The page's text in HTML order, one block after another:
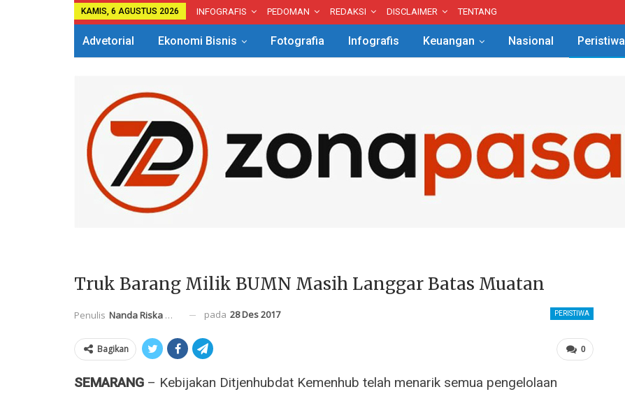
KAMIS, 6 AGUSTUS 2026 INFOGRAFIS PEDOMAN REDAKSI DISCLAIMER TENTANG
Advetorial Ekonomi Bisnis Fotografia Infografis Keuangan Nasional Peristiwa
Truk Barang Milik BUMN Masih Langgar Batas Muatan
PERISTIWA
Penulis Nanda Riska Mahendra pada 28 Des 2017
0
Bagikan
SEMARANG – Kebijakan Ditjenhubdat Kemenhub telah menarik semua pengelolaan